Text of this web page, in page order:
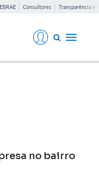
Consultores Transparência e
Toggle
no bairro